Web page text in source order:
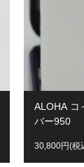
ALOHA
バー950
30,800円(税